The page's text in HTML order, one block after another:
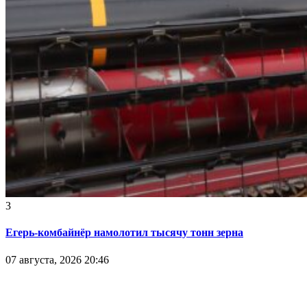
3
Егерь-комбайнёр намолотил тысячу тонн зерна
07 августа, 2026 20:46